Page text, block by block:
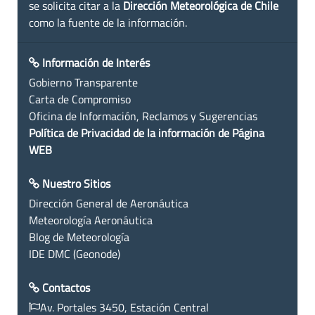
se solicita citar a la Dirección Meteorológica de Chile
como la fuente de la información.
Información de Interés
Gobierno Transparente
Carta de Compromiso
Oficina de Información, Reclamos y Sugerencias
Política de Privacidad de la información de Página
WEB
Nuestro Sitios
Dirección General de Aeronáutica
Meteorología Aeronáutica
Blog de Meteorología
IDE DMC (Geonode)
Contactos
Av. Portales 3450, Estación Central